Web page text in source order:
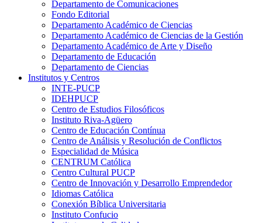
Departamento de Comunicaciones
Fondo Editorial
Departamento Académico de Ciencias
Departamento Académico de Ciencias de la Gestión
Departamento Académico de Arte y Diseño
Departamento de Educación
Departamento de Ciencias
Institutos y Centros
INTE-PUCP
IDEHPUCP
Centro de Estudios Filosóficos
Instituto Riva-Agüero
Centro de Educación Contínua
Centro de Análisis y Resolución de Conflictos
Especialidad de Música
CENTRUM Católica
Centro Cultural PUCP
Centro de Innovación y Desarrollo Emprendedor
Idiomas Católica
Conexión Bíblica Universitaria
Instituto Confucio